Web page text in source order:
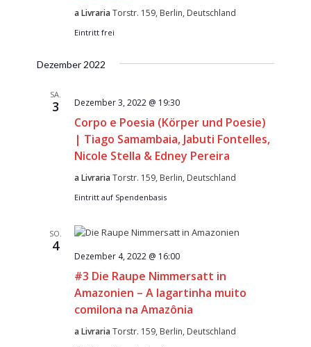
a LivrariaTorstr. 159, Berlin, Deutschland
Eintritt frei
Dezember 2022
SA.
3
Corpo e Poesia (Körper und Poesie)
| Tiago Samambaia, Jabuti Fontelles,
Nicole Stella & Edney Pereira
Dezember 3, 2022 @ 19:30
a LivrariaTorstr. 159, Berlin, Deutschland
Eintritt auf Spendenbasis
SO.
4
#3 Die Raupe Nimmersatt in
Amazonien – A lagartinha muito
comilona na Amazônia
Dezember 4, 2022 @ 16:00
a LivrariaTorstr. 159, Berlin, Deutschland